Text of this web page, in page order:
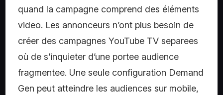
quand la campagne comprend des éléments
video. Les annonceurs n’ont plus besoin de
créer des campagnes YouTube TV separees
où de s’inquieter d’une portee audience
fragmentee. Une seule configuration Demand
Gen peut atteindre les audiences sur mobile,